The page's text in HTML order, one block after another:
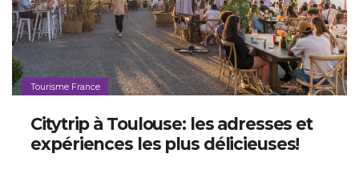
Tourisme France
Citytrip à Toulouse: les adresses et
expériences les plus délicieuses!